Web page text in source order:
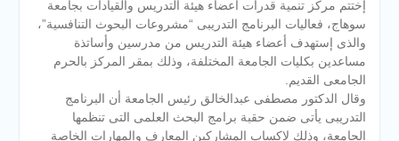
إختتم مركز تنمية قدرات أعضاء هيئة التدريس والقيادات بجامعة
سوهاج، فعاليات البرنامج التدريبى “مشروعات البحوث التنافسية”،
والذى إستهدف أعضاء هيئة التدريس من مدرسين وأساتذة
مساعدين بكليات الجامعة المختلفة، وذلك بمقر المركز بالحرم
الجامعى القديم.
وقال الدكتور مصطفى عبدالخالق رئيس الجامعة أن البرنامج
التدريبى يأتى ضمن حقبة برامج البحث العلمى التى تنظمها
الجامعة، وذلك لإكساب المشاركين المعارف والمهارات الخاصة